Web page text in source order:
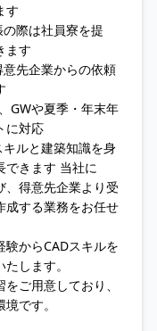
す
際は社員寮を提
ます
先企業からの依頼
GWや夏季・年末年
に対応
ルと建築知識を身
できます 当社に
、得意先企業より受
成する業務をお任せ
からCADスキルを
します。
ご用意しており、
です。